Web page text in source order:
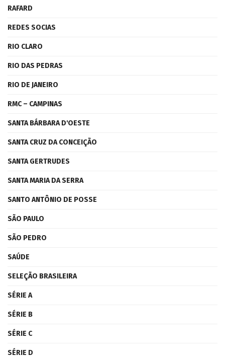
RAFARD
REDES SOCIAS
RIO CLARO
RIO DAS PEDRAS
RIO DE JANEIRO
RMC – CAMPINAS
SANTA BÁRBARA D'OESTE
SANTA CRUZ DA CONCEIÇÃO
SANTA GERTRUDES
SANTA MARIA DA SERRA
SANTO ANTÔNIO DE POSSE
SÃO PAULO
SÃO PEDRO
SAÚDE
SELEÇÃO BRASILEIRA
SÉRIE A
SÉRIE B
SÉRIE C
SÉRIE D